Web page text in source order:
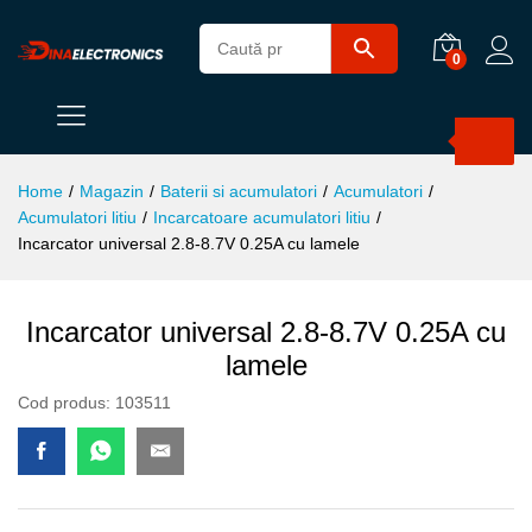
0
Home / Magazin / Baterii si acumulatori / Acumulatori /
Acumulatori litiu / Incarcatoare acumulatori litiu /
Incarcator universal 2.8-8.7V 0.25A cu lamele
Incarcator universal 2.8-8.7V 0.25A cu
lamele
Cod produs: 103511